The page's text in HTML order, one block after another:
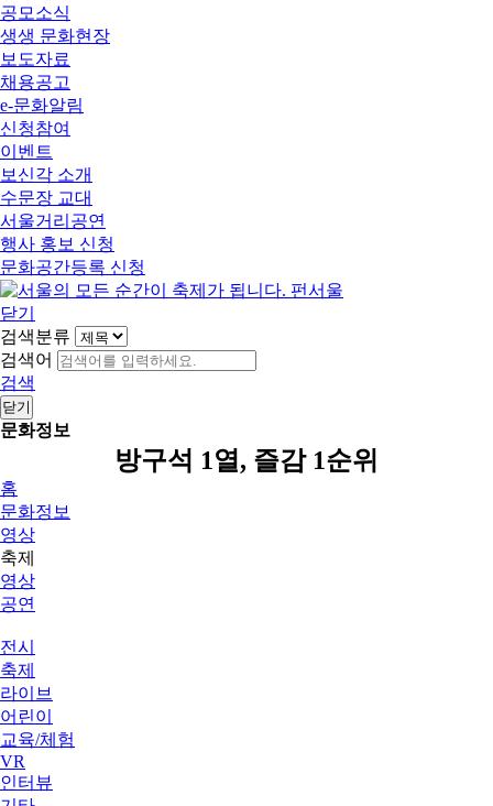
공모소식
생생 문화현장
보도자료
채용공고
e-문화알림
신청참여
이벤트
보신각 소개
수문장 교대
서울거리공연
행사 홍보 신청
문화공간등록 신청
닫기
검색분류
검색어
검색
닫기
문화정보
방구석 1열, 즐감 1순위
홈
문화정보
영상
축제
영상
공연
전시
축제
라이브
어린이
교육/체험
VR
인터뷰